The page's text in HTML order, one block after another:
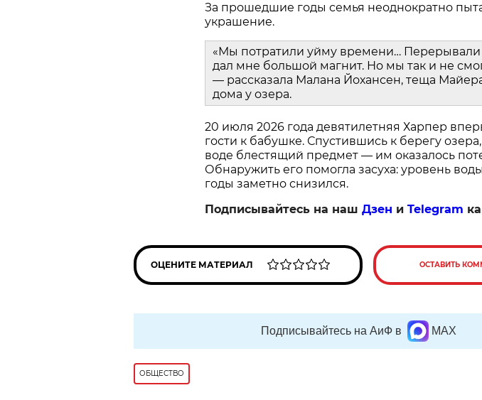
За прошедшие годы семья неоднократно
украшение.
«Мы потратили уйму времени… Перерывали
дал мне большой магнит. Но мы так и не
— рассказала Малана Йохансен, теща
дома у озера.
20 июля 2026 года девятилетняя Харпер
гости к бабушке. Спустившись к берегу
воде блестящий предмет — им оказалось
Обнаружить его помогла засуха: уровень
годы заметно снизился.
Подписывайтесь на наш Дзен и Telegram
ОЦЕНИТЕ МАТЕРИАЛ ОСТАВИТЬ
Подписывайтесь на АиФ в MAX
ОБЩЕСТВО